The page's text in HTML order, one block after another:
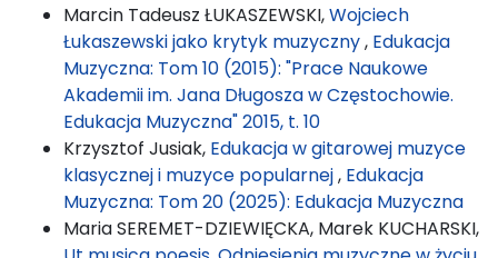
Marcin Tadeusz ŁUKASZEWSKI,Wojciech
Łukaszewski jako krytyk muzyczny, Edukacja
Muzyczna: Tom 10 (2015): "Prace Naukowe
Akademii im. Jana Długosza w Częstochowie.
Edukacja Muzyczna" 2015, t. 10
Krzysztof Jusiak, Edukacja w gitarowej muzyce
klasycznej i muzyce popularnej, Edukacja
Muzyczna: Tom 20 (2025): Edukacja Muzyczna
Maria SEREMET-DZIEWIĘCKA, Marek KUCHARSKI,